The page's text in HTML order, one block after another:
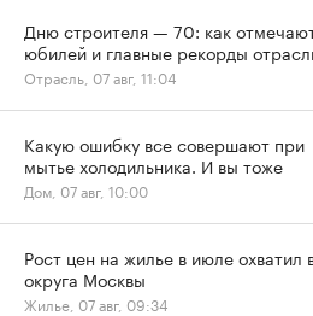
Дню строителя — 70: как
юбилей и главные рекорды
Отрасль, 07 авг, 11:04
Какую ошибку все совершают при
мытье холодильника. И вы тоже
Дом, 07 авг, 10:00
Рост цен на жилье в июле охватил
округа Москвы
Жилье, 07 авг, 09:34